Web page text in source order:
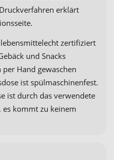
erklärt
zertifiziert
und Snacks
Hand gewaschen
ist spülmaschinenfest.
ist durch das verwendete
kommt zu keinem